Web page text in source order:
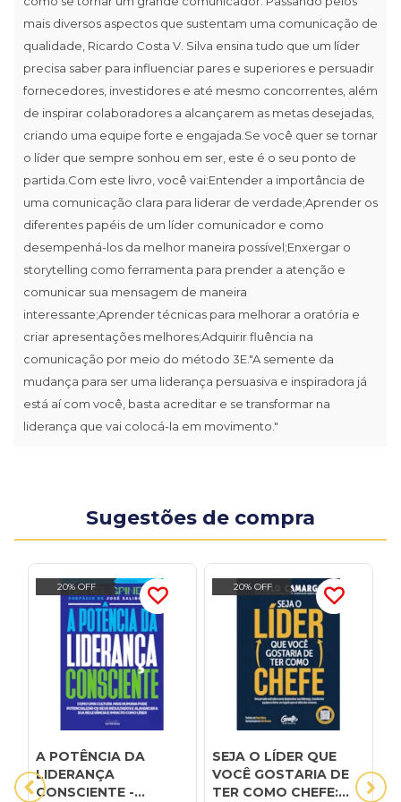
mais diversos aspectos que sustentam uma comunicação de
qualidade, Ricardo Costa V. Silva ensina tudo que um líder
precisa saber para influenciar pares e superiores e persuadir
fornecedores, investidores e até mesmo concorrentes, além
de inspirar colaboradores a alcançarem as metas desejadas,
criando uma equipe forte e engajada.Se você quer se tornar
o líder que sempre sonhou em ser, este é o seu ponto de
partida.Com este livro, você vai:Entender a importância de
uma comunicação clara para liderar de verdade;Aprender os
diferentes papéis de um líder comunicador e como
desempenhá-los da melhor maneira possível;Enxergar o
storytelling como ferramenta para prender a atenção e
comunicar sua mensagem de maneira
interessante;Aprender técnicas para melhorar a oratória e
criar apresentações melhores;Adquirir fluência na
comunicação por meio do método 3E."A semente da
mudança para ser uma liderança persuasiva e inspiradora já
está aí com você, basta acreditar e se transformar na
liderança que vai colocá-la em movimento."
Sugestões de compra
20% OFF
A POTÊNCIA DA
LIDERANÇA
CONSCIENTE -
20% OFF
SEJA O LÍDER QUE
VOCÊ GOSTARIA DE
TER COMO CHEFE: